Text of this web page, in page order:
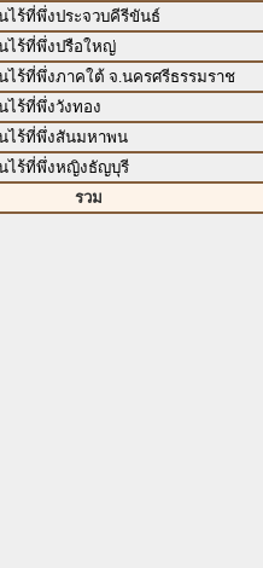
ไร้ที่พึ่งประจวบคีรีขันธ์
ไร้ที่พึ่งปรือใหญ่
ร้ที่พึ่งภาคใต้ จ.นครศรีธรรมราช
ร้ที่พึ่งวังทอง
ไร้ที่พึ่งสันมหาพน
ไร้ที่พึ่งหญิงธัญบุรี
รวม